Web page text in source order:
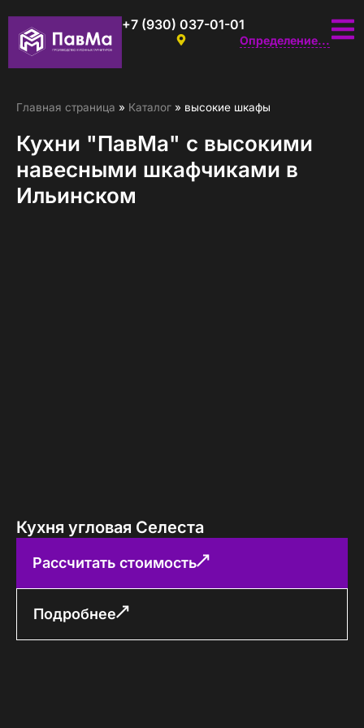
+7 (930) 037-01-01
Определение...
Главная страница » Каталог » высокие шкафы
Кухни "ПавМа" с высокими
навесными шкафчиками в
Ильинском
Кухня угловая Селеста
Рассчитать стоимость
Подробнее